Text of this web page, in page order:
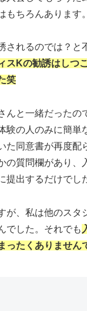
もちろんあります。
されるのでは？と
スKの勧誘はしつ
笑
んと一緒だったの
験の人のみに簡単
た同意書が再度配
の質問欄があり、
提出するだけでし
が、私は他のスタ
でした。それでも
ったくありません